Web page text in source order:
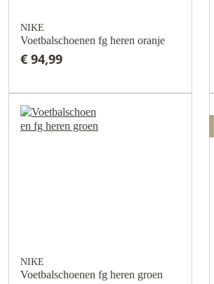
NIKE
Voetbalschoenen fg heren oranje
€ 94,99
NIKE
Voetbalschoenen fg heren groen